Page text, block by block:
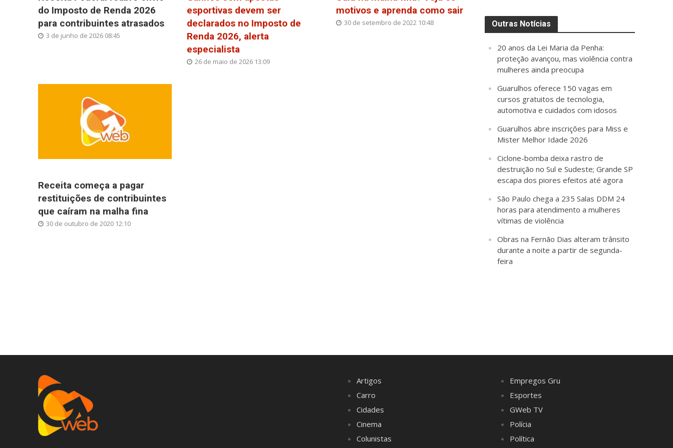
do Imposto de Renda 2026
para contribuintes atrasados
3 de junho de 2026 08:45
esportivas devem ser
declarados no Imposto de
Renda 2026, alerta
especialista
26 de maio de 2026 13:09
motivos e aprenda como sair
30 de setembro de 2022 10:48
Receita começa a pagar
restituições de contribuintes
que caíram na malha fina
30 de outubro de 2020 12:10
Outras Notícias
20 anos da Lei Maria da Penha:
proteção avançou, mas violência contra
mulheres ainda preocupa
Guarulhos oferece 150 vagas em
cursos gratuitos de tecnologia,
automotiva e cuidados com idosos
Guarulhos abre inscrições para Miss e
Mister Melhor Idade 2026
Ciclone-bomba deixa rastro de
destruição no Sul e Sudeste; Grande SP
escapa dos piores efeitos até agora
São Paulo chega a 235 Salas DDM 24
horas para atendimento a mulheres
vítimas de violência
Obras na Fernão Dias alteram trânsito
durante a noite a partir de segunda-
feira
Artigos
Carro
Cidades
Cinema
Colunistas
Empregos Gru
Esportes
GWeb TV
Polícia
Política